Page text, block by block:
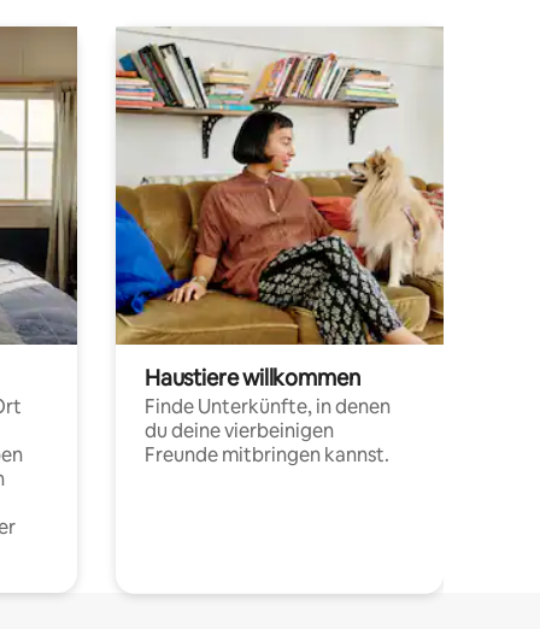
Haustiere willkommen
Finde Unterkünfte, in denen
du deine vierbeinigen
Freunde mitbringen kannst.